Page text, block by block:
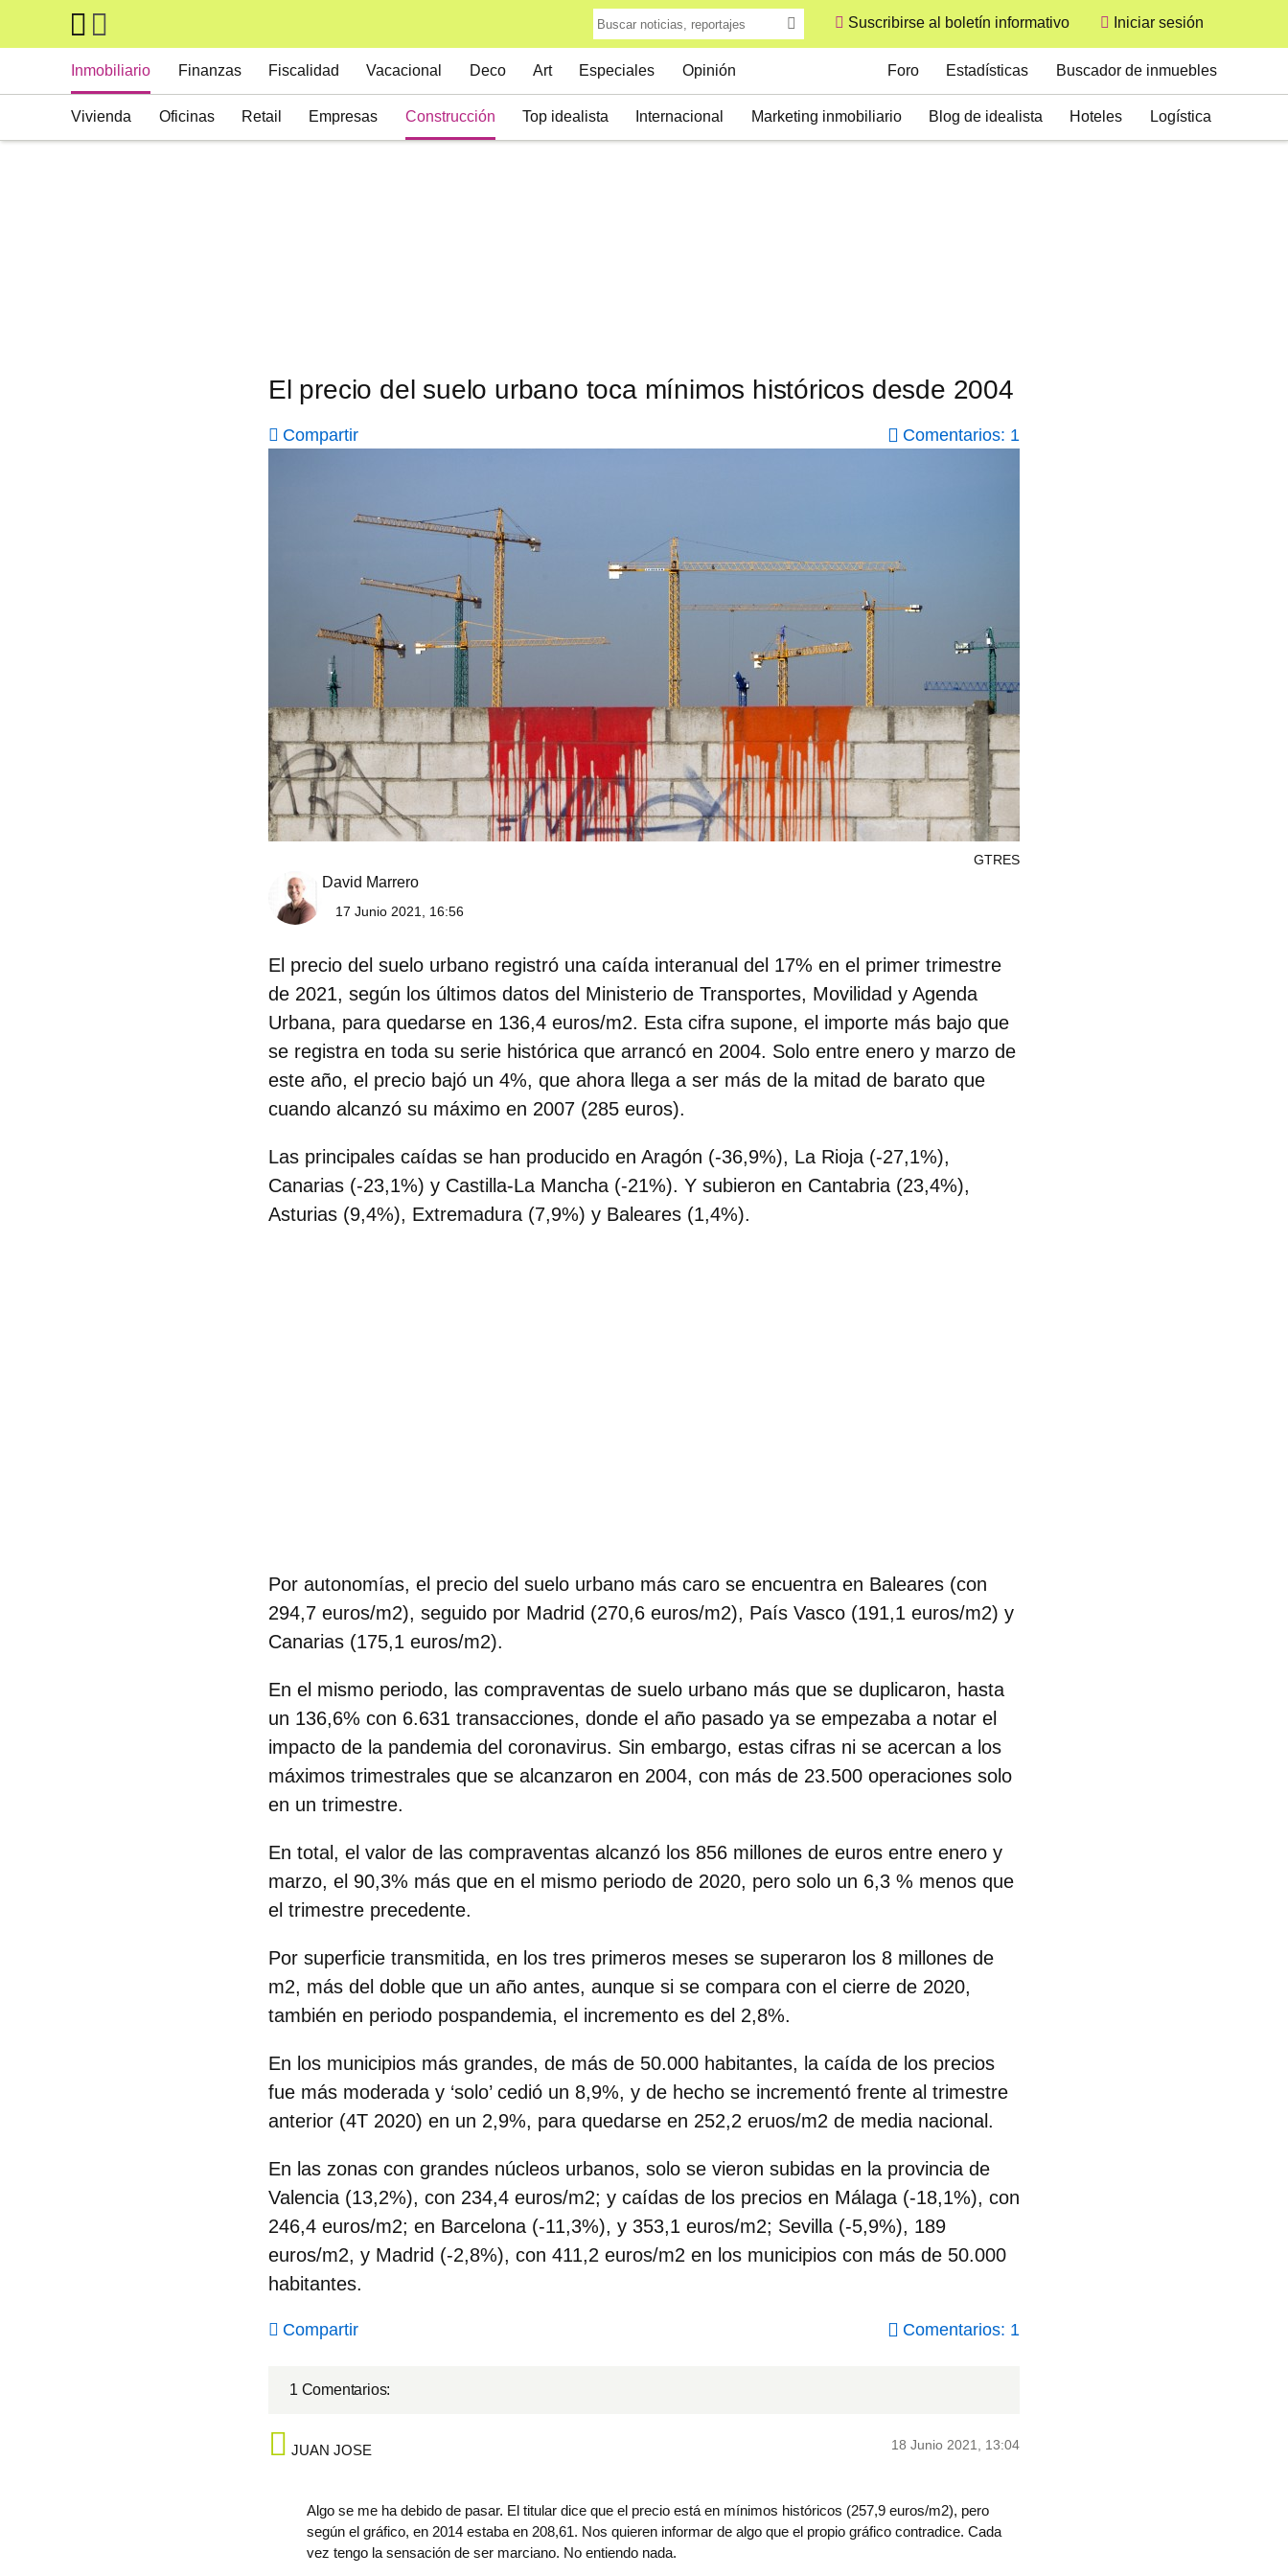
Skip to main content
Suscribirse al boletín informativo
User
Iniciar sesión
Inmobiliario
Vivienda Oficinas Retail Empresas Construcción Top idealista Internacional Marketing inmobiliario Blog de idealista Hoteles Logística
Finanzas Fiscalidad Vacacional Deco Art Especiales Opinión Foro Estadísticas Buscador de inmuebles
El precio del suelo urbano toca mínimos históricos desde 2004
Compartir Comentarios: 1
GTRES
David Marrero
17 Junio 2021, 16:56
El precio del suelo urbano registró una caída interanual del 17% en el primer trimestre
de 2021, según los últimos datos del Ministerio de Transportes, Movilidad y Agenda
Urbana, para quedarse en 136,4 euros/m2. Esta cifra supone, el importe más bajo que
se registra en toda su serie histórica que arrancó en 2004. Solo entre enero y marzo de
este año, el precio bajó un 4%, que ahora llega a ser más de la mitad de barato que
cuando alcanzó su máximo en 2007 (285 euros).
Las principales caídas se han producido en Aragón (-36,9%), La Rioja (-27,1%),
Canarias (-23,1%) y Castilla-La Mancha (-21%). Y subieron en Cantabria (23,4%),
Asturias (9,4%), Extremadura (7,9%) y Baleares (1,4%).
Por autonomías, el precio del suelo urbano más caro se encuentra en Baleares (con
294,7 euros/m2), seguido por Madrid (270,6 euros/m2), País Vasco (191,1 euros/m2) y
Canarias (175,1 euros/m2).
En el mismo periodo, las compraventas de suelo urbano más que se duplicaron, hasta
un 136,6% con 6.631 transacciones, donde el año pasado ya se empezaba a notar el
impacto de la pandemia del coronavirus. Sin embargo, estas cifras ni se acercan a los
máximos trimestrales que se alcanzaron en 2004, con más de 23.500 operaciones solo
en un trimestre.
En total, el valor de las compraventas alcanzó los 856 millones de euros entre enero y
marzo, el 90,3% más que en el mismo periodo de 2020, pero solo un 6,3 % menos que
el trimestre precedente.
Por superficie transmitida, en los tres primeros meses se superaron los 8 millones de
m2, más del doble que un año antes, aunque si se compara con el cierre de 2020,
también en periodo pospandemia, el incremento es del 2,8%.
En los municipios más grandes, de más de 50.000 habitantes, la caída de los precios
fue más moderada y ‘solo’ cedió un 8,9%, y de hecho se incrementó frente al trimestre
anterior (4T 2020) en un 2,9%, para quedarse en 252,2 eruos/m2 de media nacional.
En las zonas con grandes núcleos urbanos, solo se vieron subidas en la provincia de
Valencia (13,2%), con 234,4 euros/m2; y caídas de los precios en Málaga (-18,1%), con
246,4 euros/m2; en Barcelona (-11,3%), y 353,1 euros/m2; Sevilla (-5,9%), 189
euros/m2, y Madrid (-2,8%), con 411,2 euros/m2 en los municipios con más de 50.000
habitantes.
Compartir Comentarios: 1
1 Comentarios:
JUAN JOSE 18 Junio 2021, 13:04
Algo se me ha debido de pasar. El titular dice que el precio está en mínimos históricos (257,9 euros/m2), pero
según el gráfico, en 2014 estaba en 208,61. Nos quieren informar de algo que el propio gráfico contradice. Cada
vez tengo la sensación de ser marciano. No entiendo nada.